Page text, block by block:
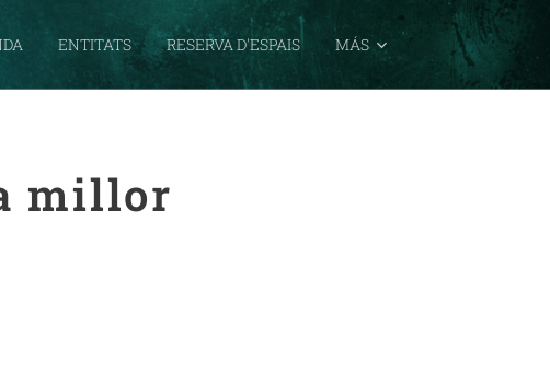
ENTITATS RESERVA D'ESPAIS MÁS
millor